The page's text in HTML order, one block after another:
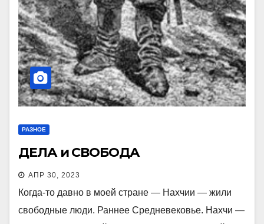
РАЗНОЕ
ДЕЛА и СВОБОДА
АПР 30, 2023
Когда-то давно в моей стране — Нахчии — жили
свободные люди. Раннее Средневековье. Нахчи —